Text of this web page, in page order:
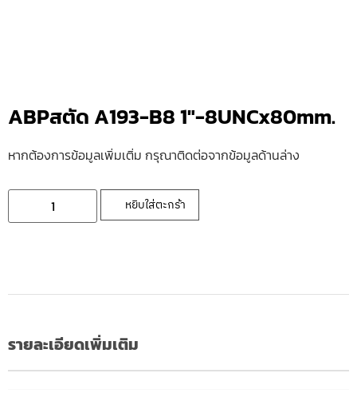
ABPสตัด A193-B8 1″-8UNCx80mm.
หากต้องการข้อมูลเพิ่มเติ่ม กรุณาติดต่อจากข้อมูลด้านล่าง
หยิบใส่ตะกร้า
รายละเอียดเพิ่มเติม